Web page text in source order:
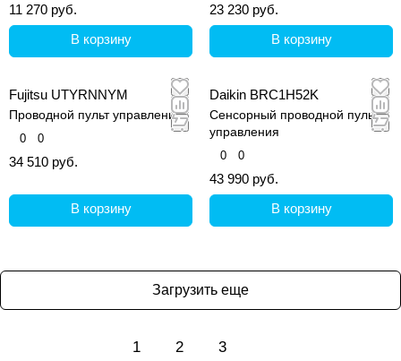
11 270 руб.
В корзину
23 230 руб.
В корзину
Fujitsu UTYRNNYM
Проводной пульт управления
0 0
34 510 руб.
В корзину
Daikin BRC1H52K
Сенсорный проводной пульт
управления
0 0
43 990 руб.
В корзину
Загрузить еще
1 2 3